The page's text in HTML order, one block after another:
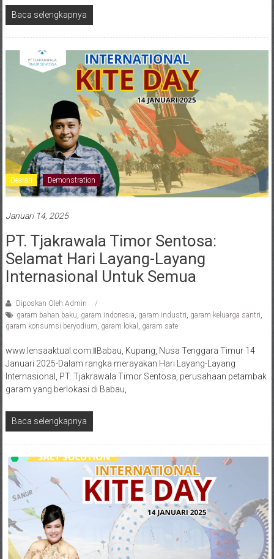
Baca selengkapnya
Dearah Demonstration
Januari 14, 2025
PT. Tjakrawala Timor Sentosa:
Selamat Hari Layang-Layang
Internasional Untuk Semua
Diposkan Oleh:Admin
garam bahan baku, garam indonesia, garam industri, garam keluarga santri,
garam konsumsi beryodium, garam lokal , garam sate
www.lensaaktual.com.ǁBabau, Kupang, Nusa Tenggara Timur 14
Januari 2025-Dalam rangka merayakan Hari Layang-Layang
Internasional, PT. Tjakrawala Timor Sentosa, perusahaan petambak
garam yang berlokasi di Babau,
Baca selengkapnya